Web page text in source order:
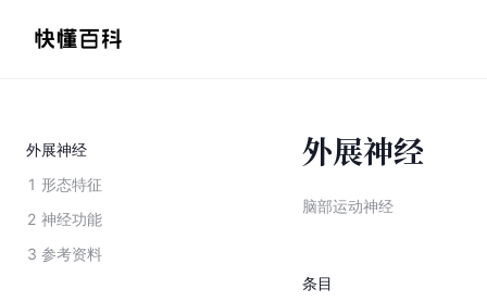
外展神经
1 形态特征
2 神经功能
3 参考资料
外展神经
脑部运动神经
条目